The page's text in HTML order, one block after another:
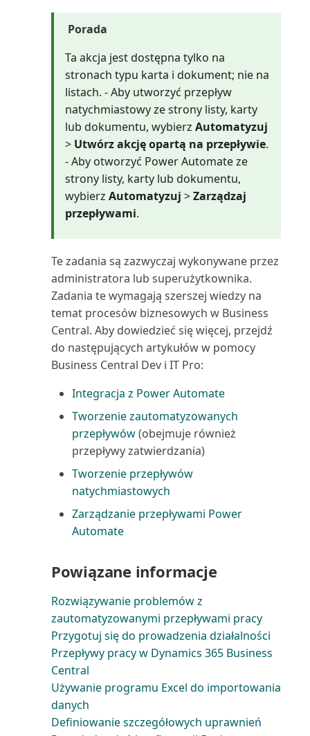
Używanie dokumentów
elektronicznych w procesie ...
Używanie dokumentów
elektronicznych w sprzedaży
Używanie VAT niepodlegającego
odliczeniu
Waluty w Business Central
Wbudowane raporty finansowe
w Business Central
Wbudowane raporty rachunku
kosztów w Business C...
Wbudowane raporty VAT w
Business Central
Wiekowanie należności (z datą
wsteczną)
Wiekowanie zobowiązań (z datą
wsteczną)
Wiele numerów rejestracji VAT
Wskaźniki KPI i miary aplikacji
Finanse (Power BI)
finansowych w Busin...
Wyświetlanie raportu
finansowego
Zamykanie zapisów księgi
zapasów pochodzących z...
Zapisy księgi głównej
Projekt wg zapasów (raport)
Projekt: PWT do K/G (raport)
Projekt: Wartości rzeczywiste
względem budżetu...
Projekty wg nabywców (raport)
Przedmiot serwisu: Zużycie
zasobów (raport)
Przedmioty serwisu (raport)
Przedmioty serwisu bez
gwarancji (raport)
Przedpłacone zapisy kontraktu
(raport)
Płatności wstrzymane (raport)
Rachunek przepływów
pieniężnych (raport)
Rachunek zysków i strat (raport)
Raport uzgodnienia VAT (raport)
Raportowanie finansowe
(raport)
Rejestr K/G (raport)
Rejestr konserwacji (raport)
Rejestr projektów (raport)
Rejestr ubezpieczeń (raport)
Rejestr VAT (raport)
Rejestr zasobów (raport)
Porada
Ta akcja jest dostępna tylko na
stronach typu karta i dokument; nie na
listach. - Aby utworzyć przepływ
natychmiastowy ze strony listy, karty
lub dokumentu, wybierz Automatyzuj
> Utwórz akcję opartą na przepływie.
- Aby otworzyć Power Automate ze
strony listy, karty lub dokumentu,
wybierz Automatyzuj >Zarządzaj
przepływami.
Te zadania są zazwyczaj wykonywane przez
administratora lub superużytkownika.
Zadania te wymagają szerszej wiedzy na
temat procesów biznesowych w Business
Central. Aby dowiedzieć się więcej, przejdź
do następujących artykułów w pomocy
Business Central Dev i IT Pro:
Integracja z Power Automate
Tworzenie zautomatyzowanych
przepływów(obejmuje również
przepływy zatwierdzania)
Tworzenie przepływów
natychmiastowych
Zarządzanie przepływami Power
Automate
Powiązane informacje
Rozwiązywanie problemów z
zautomatyzowanymi przepływami pracy
Przygotuj się do prowadzenia działalności
Przepływy pracy w Dynamics 365 Business
Central
Używanie programu Excel do importowania
danych
Definiowanie szczegółowych uprawnień